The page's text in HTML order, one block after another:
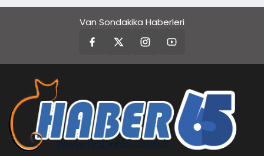
Van Sondakika Haberleri